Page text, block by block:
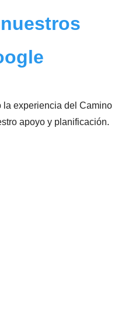
la experiencia del Camino
apoyo y planificación.